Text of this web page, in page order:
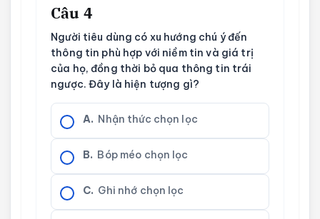
Câu 4
Người tiêu dùng có xu hướng chú ý đến
thông tin phù hợp với niềm tin và giá trị
của họ, đồng thời bỏ qua thông tin trái
ngược. Đây là hiện tượng gì?
A. Nhận thức chọn lọc
B. Bóp méo chọn lọc
C. Ghi nhớ chọn lọc